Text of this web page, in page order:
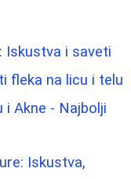
Iskustva i saveti
fleka na licu i telu
i Akne - Najbolji
Iskustva,